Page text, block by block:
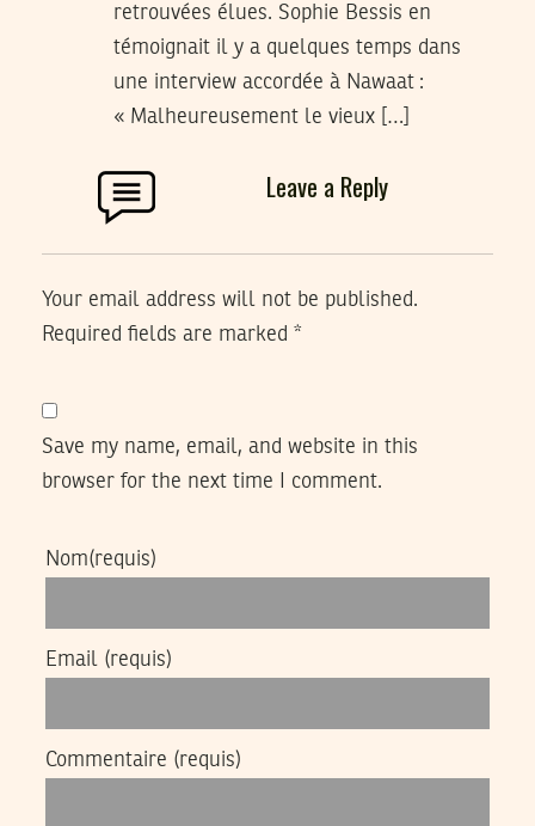
retrouvées élues. Sophie Bessis en
témoignait il y a quelques temps dans
une interview accordée à Nawaat :
« Malheureusement le vieux […]
Leave a Reply
Your email address will not be published.
Required fields are marked *
Save my name, email, and website in this
browser for the next time I comment.
Nom(requis)
Email (requis)
Commentaire (requis)